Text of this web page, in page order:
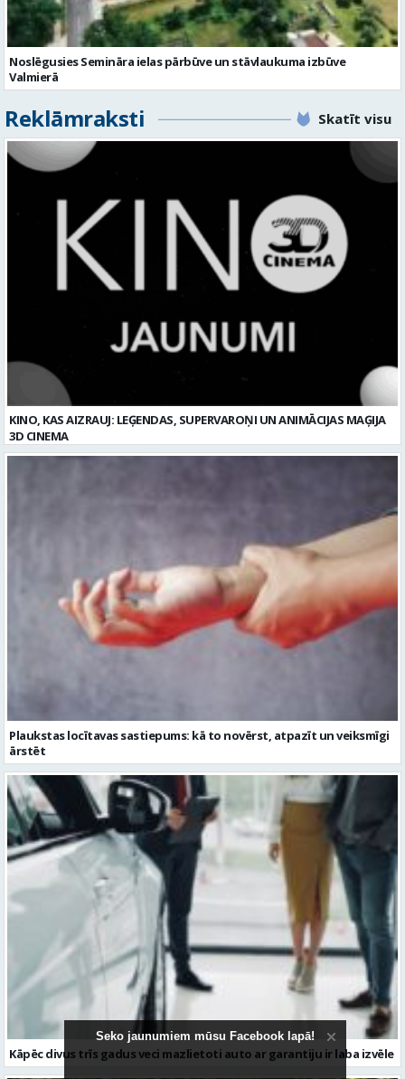
Reklāmraksti Skatīt visu
Plaukstas locītavas sastiepums: kā to novērst, atpazīt un veiksmīgi
Kāpēc divus trīs gadus veci mazlietoti auto ar garantiju ir laba izvēle
Seko jaunumiem mūsu Facebook lapā!